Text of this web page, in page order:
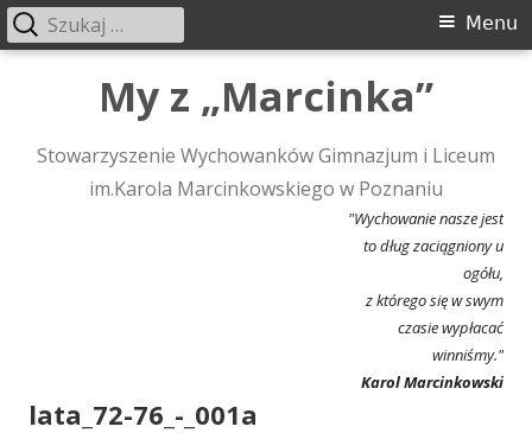
My z „Marcinka”
Stowarzyszenie Wychowanków Gimnazjum i Liceum
im.Karola Marcinkowskiego w Poznaniu
"Wychowanie nasze jest
to dług zaciągniony u
ogółu,
z którego się w swym
czasie wypłacać
winniśmy."
Karol Marcinkowski
Menu
główne
Menu
Szukaj:
lata_72-76_-_001a